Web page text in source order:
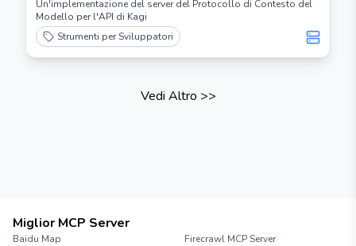
Un'implementazione del server del Protocollo di Contesto del
Modello per l'API di Kagi
Strumenti per Sviluppatori
Vedi Altro >>
Miglior MCP Server
Baidu Map
Firecrawl MCP Server